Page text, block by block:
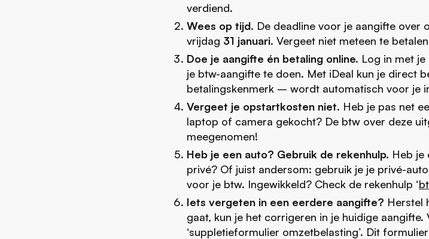
verdiend.
Wees op tijd. De deadline voor je aangifte
vrijdag 31 januari. Vergeet niet meteen te
Doe je aangifte én betaling online. Log in met je
je btw-aangifte te doen. Met iDeal kun je direct
betalingskenmerk – wordt automatisch voor je
Vergeet je opstartkosten niet. Heb je pas net
laptop of camera gekocht? De btw over deze
meegenomen!
Heb je een auto? Gebruik de rekenhulp. Heb je
privé? Of juist andersom: gebruik je je privé-
voor je btw. Ingewikkeld? Check de rekenhulp ‘
Iets vergeten in een eerdere aangifte? Herstel
gaat, kun je het corrigeren in je huidige
‘suppletieformulier omzetbelasting’. Dit